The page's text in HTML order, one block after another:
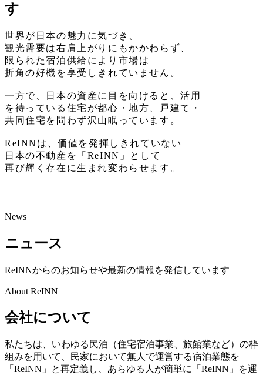
す
世界が日本の魅力に気づき、
観光需要は右肩上がりにもかかわらず、
限られた宿泊供給により市場は
折角の好機を享受しきれていません。
一方で、日本の資産に目を向けると、活用
を待っている住宅が都心・地方、戸建て・
共同住宅を問わず沢山眠っています。
ReINNは、価値を発揮しきれていない
日本の不動産を「ReINN」として
再び輝く存在に生まれ変わらせます。
News
ニュース
ReINNからのお知らせや最新の情報を発信しています
About ReINN
会社について
私たちは、いわゆる民泊（住宅宿泊事業、旅館業など）の枠
組みを用いて、民家において無人で運営する宿泊業態を
「ReINN」と再定義し、あらゆる人が簡単に「ReINN」を運